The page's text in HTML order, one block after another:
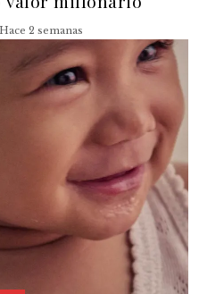
Hace 2 semanas